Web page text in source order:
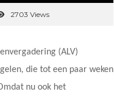
2703 Views
(ALV)
die tot een paar weken
nu ook het